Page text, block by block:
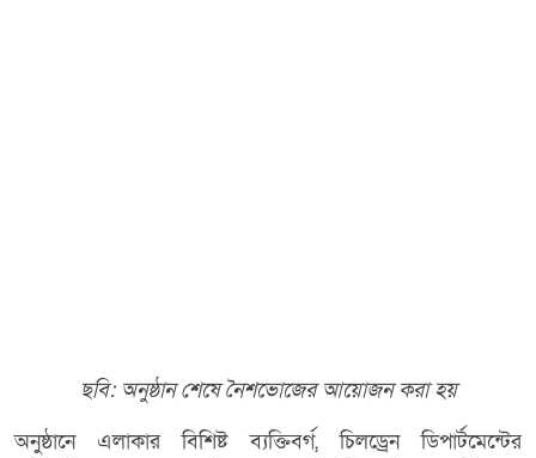
ছবি: অনুষ্ঠান শেষে নৈশভোজের আয়োজন করা হয়
অনুষ্ঠানে এলাকার বিশিষ্ট ব্যক্তিবর্গ, চিলড্রেন ডিপার্টমেন্টের